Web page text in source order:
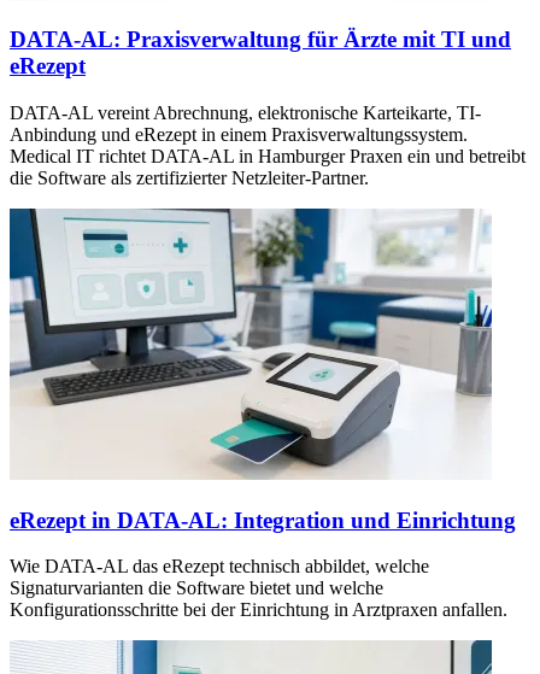
DATA-AL: Praxisverwaltung für Ärzte mit TI und
eRezept
DATA-AL vereint Abrechnung, elektronische Karteikarte, TI-
Anbindung und eRezept in einem Praxisverwaltungssystem.
Medical IT richtet DATA-AL in Hamburger Praxen ein und betreibt
die Software als zertifizierter Netzleiter-Partner.
eRezept in DATA-AL: Integration und Einrichtung
Wie DATA-AL das eRezept technisch abbildet, welche
Signaturvarianten die Software bietet und welche
Konfigurationsschritte bei der Einrichtung in Arztpraxen anfallen.